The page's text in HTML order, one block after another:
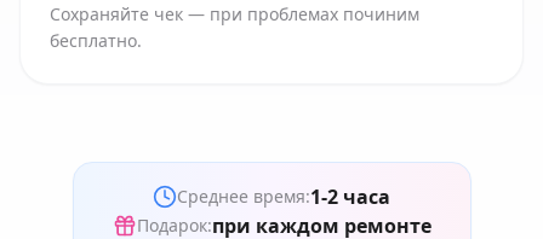
Сохраняйте чек — при проблемах починим
бесплатно.
Среднее время:1-2 часа
Подарок:при каждом ремонте